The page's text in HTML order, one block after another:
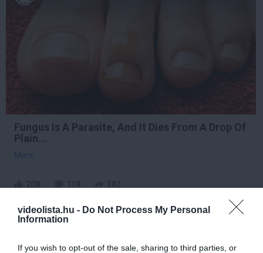
videolista.hu - Do Not Process My Personal
Information
If you wish to opt-out of the sale, sharing to third parties, or
Fungus Is A Parasite, And It Dies From A Drop Of
Plain...
More